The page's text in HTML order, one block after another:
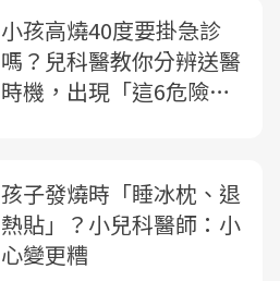
小孩高燒40度要掛急診
嗎？兒科醫教你分辨送醫
時機，出現「這6危險症
孩子發燒時「睡冰枕、退
熱貼」？小兒科醫師：小
心變更糟